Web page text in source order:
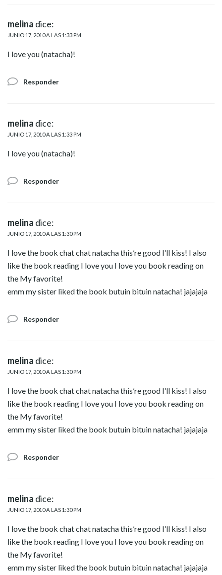
melina dice:
JUNIO 17, 2010 A LAS 1:33 PM
I love you (natacha)!
Responder
melina dice:
JUNIO 17, 2010 A LAS 1:33 PM
I love you (natacha)!
Responder
melina dice:
JUNIO 17, 2010 A LAS 1:30 PM
I love the book chat chat natacha this’re good I’ll kiss! I also
like the book reading I love you I love you book reading on
the My favorite!
emm my sister liked the book butuin bituin natacha! jajajaja
Responder
melina dice:
JUNIO 17, 2010 A LAS 1:30 PM
I love the book chat chat natacha this’re good I’ll kiss! I also
like the book reading I love you I love you book reading on
the My favorite!
emm my sister liked the book butuin bituin natacha! jajajaja
Responder
melina dice:
JUNIO 17, 2010 A LAS 1:30 PM
I love the book chat chat natacha this’re good I’ll kiss! I also
like the book reading I love you I love you book reading on
the My favorite!
emm my sister liked the book butuin bituin natacha! jajajaja